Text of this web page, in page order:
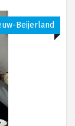
Beijerland